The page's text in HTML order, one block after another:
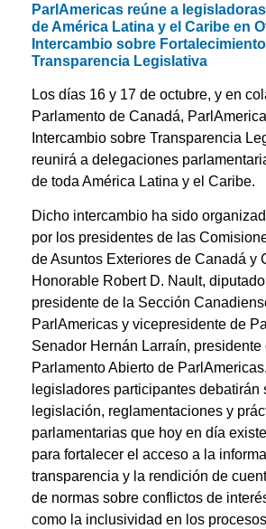
ParlAmericas reúne a
de América Latina y el Caribe en
Intercambio sobre
Transparencia Legislativa
Los días 16 y 17 de octubre, y en
Parlamento de Canadá,
Intercambio sobre Transparencia
reunirá a delegaciones
de toda América Latina y el Caribe.
Dicho intercambio ha sido
por los presidentes de las
de Asuntos Exteriores de Canadá y
Honorable Robert D. Nault,
presidente de la Sección
ParlAmericas y vicepresidente de
Senador Hernán Larraín, presidente
Parlamento Abierto de
legisladores participantes debatirán
legislación, reglamentaciones y
parlamentarias que hoy en día
para fortalecer el acceso a la
transparencia y la rendición de
de normas sobre conflictos de
como la inclusividad en los